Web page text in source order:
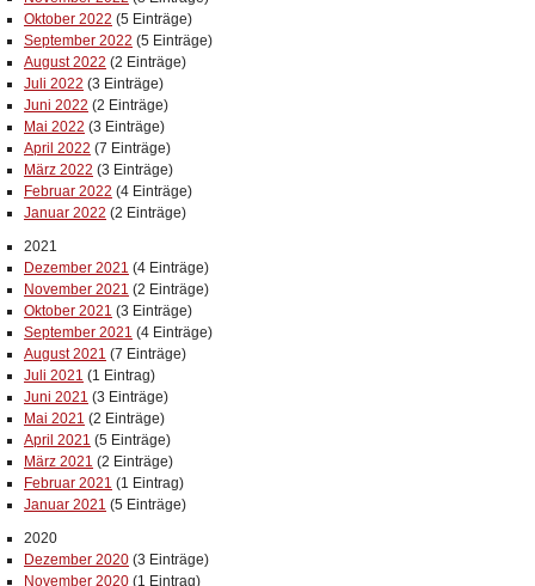
Oktober 2022 (5 Einträge)
September 2022 (5 Einträge)
August 2022 (2 Einträge)
Juli 2022 (3 Einträge)
Juni 2022 (2 Einträge)
Mai 2022 (3 Einträge)
April 2022 (7 Einträge)
März 2022 (3 Einträge)
Februar 2022 (4 Einträge)
Januar 2022 (2 Einträge)
2021
Dezember 2021 (4 Einträge)
November 2021 (2 Einträge)
Oktober 2021 (3 Einträge)
September 2021 (4 Einträge)
August 2021 (7 Einträge)
Juli 2021 (1 Eintrag)
Juni 2021 (3 Einträge)
Mai 2021 (2 Einträge)
April 2021 (5 Einträge)
März 2021 (2 Einträge)
Februar 2021 (1 Eintrag)
Januar 2021 (5 Einträge)
2020
Dezember 2020 (3 Einträge)
November 2020 (1 Eintrag)